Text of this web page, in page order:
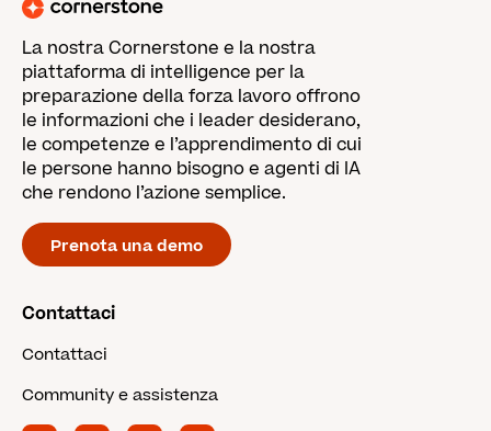
La nostra Cornerstone e la nostra
piattaforma di intelligence per la
preparazione della forza lavoro offrono
le informazioni che i leader desiderano,
le competenze e l’apprendimento di cui
le persone hanno bisogno e agenti di IA
che rendono l’azione semplice.
Prenota una demo
Contattaci
Contattaci
Community e assistenza